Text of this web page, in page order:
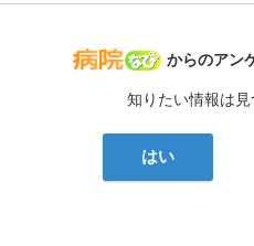
病院なび
からのアン
知りたい情報は
はい